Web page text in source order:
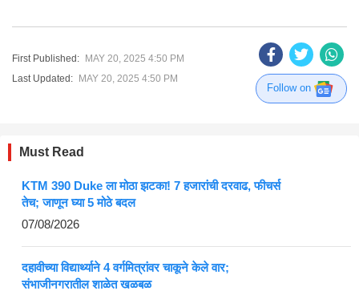
First Published: MAY 20, 2025 4:50 PM
Last Updated: MAY 20, 2025 4:50 PM
Follow on
Must Read
KTM 390 Duke ला मोठा झटका! 7 हजारांची दरवाढ, फीचर्स
तेच; जाणून घ्या 5 मोठे बदल
07/08/2026
दहावीच्या विद्यार्थ्याने 4 वर्गमित्रांवर चाकूने केले वार;
संभाजीनगरातील शाळेत खळबळ